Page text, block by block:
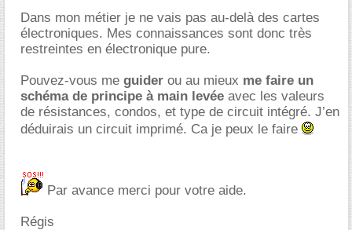
Dans mon métier je ne vais pas au-delà des cartes
électroniques. Mes connaissances sont donc très
restreintes en électronique pure.
Pouvez-vous me guider ou au mieux me faire un
schéma de principe à main levée avec les valeurs
de résistances, condos, et type de circuit intégré. J’en
déduirais un circuit imprimé. Ca je peux le faire
Par avance merci pour votre aide.
Régis